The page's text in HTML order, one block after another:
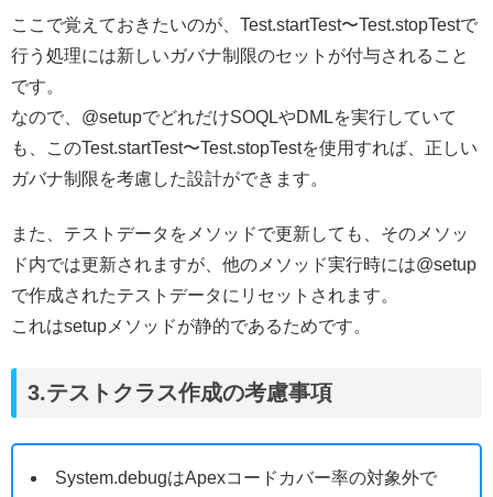
ここで覚えておきたいのが、Test.startTest〜Test.stopTestで
行う処理には新しいガバナ制限のセットが付与されること
です。
なので、@setupでどれだけSOQLやDMLを実行していて
も、このTest.startTest〜Test.stopTestを使用すれば、正しい
ガバナ制限を考慮した設計ができます。
また、テストデータをメソッドで更新しても、そのメソッ
ド内では更新されますが、他のメソッド実行時には@setup
で作成されたテストデータにリセットされます。
これはsetupメソッドが静的であるためです。
3.テストクラス作成の考慮事項
System.debugはApexコードカバー率の対象外で